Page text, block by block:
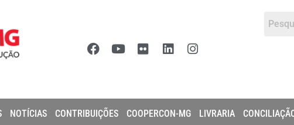
NOTÍCIAS CONTRIBUIÇÕES COOPERCON-MG LIVRARIA